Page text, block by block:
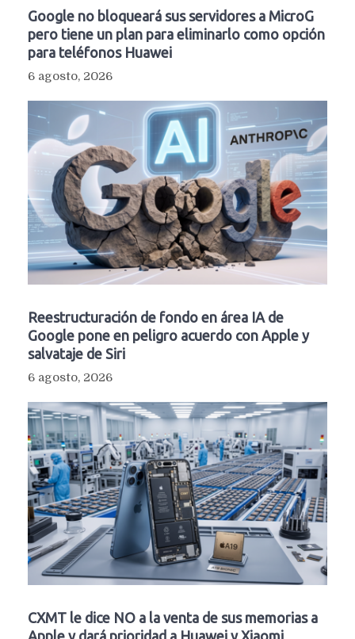
Google no bloqueará sus servidores a MicroG
pero tiene un plan para eliminarlo como opción
para teléfonos Huawei
6 agosto, 2026
Reestructuración de fondo en área IA de
Google pone en peligro acuerdo con Apple y
salvataje de Siri
6 agosto, 2026
CXMT le dice NO a la venta de sus memorias a